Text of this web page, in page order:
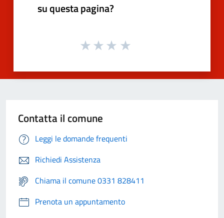
su questa pagina?
Contatta il comune
Leggi le domande frequenti
Richiedi Assistenza
Chiama il comune 0331 828411
Prenota un appuntamento